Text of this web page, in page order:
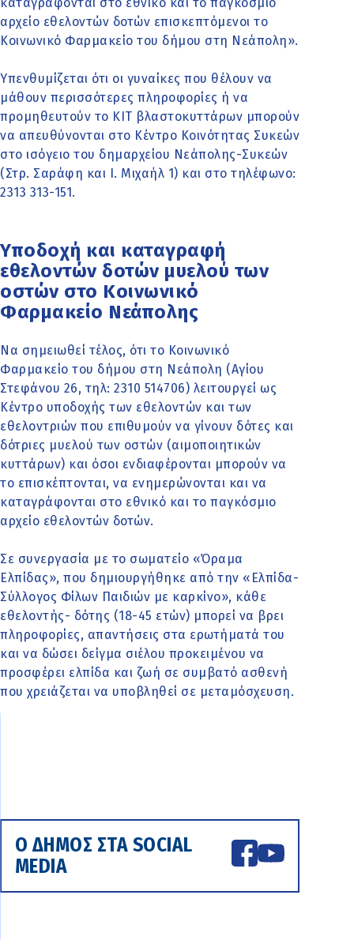
αρχείο εθελοντών δοτών επισκεπτόμενοι το
Κοινωνικό Φαρμακείο του δήμου στη Νεάπολη».
Υπενθυμίζεται ότι οι γυναίκες που θέλουν να
μάθουν περισσότερες πληροφορίες ή να
προμηθευτούν το ΚΙΤ βλαστοκυττάρων μπορούν
να απευθύνονται στο Κέντρο Κοινότητας Συκεών
στο ισόγειο του δημαρχείου Νεάπολης-Συκεών
(Στρ. Σαράφη και Ι. Μιχαήλ 1) και στο τηλέφωνο:
2313 313-151.
Υποδοχή και καταγραφή
εθελοντών δοτών μυελού των
οστών στο Κοινωνικό
Φαρμακείο Νεάπολης
Να σημειωθεί τέλος, ότι το Κοινωνικό
Φαρμακείο του δήμου στη Νεάπολη (Αγίου
Στεφάνου 26, τηλ: 2310 514706) λειτουργεί ως
Κέντρο υποδοχής των εθελοντών και των
εθελοντριών που επιθυμούν να γίνουν δότες και
δότριες μυελού των οστών (αιμοποιητικών
κυττάρων) και όσοι ενδιαφέρονται μπορούν να
το επισκέπτονται, να ενημερώνονται και να
καταγράφονται στο εθνικό και το παγκόσμιο
αρχείο εθελοντών δοτών.
Σε συνεργασία με το σωματείο «Όραμα
Ελπίδας», που δημιουργήθηκε από την «Ελπίδα-
Σύλλογος Φίλων Παιδιών με καρκίνο», κάθε
εθελοντής- δότης (18-45 ετών) μπορεί να βρει
πληροφορίες, απαντήσεις στα ερωτήματά του
και να δώσει δείγμα σιέλου προκειμένου να
προσφέρει ελπίδα και ζωή σε συμβατό ασθενή
που χρειάζεται να υποβληθεί σε μεταμόσχευση.
Ο ΔΗΜΟΣ ΣΤΑ SOCIAL
MEDIA